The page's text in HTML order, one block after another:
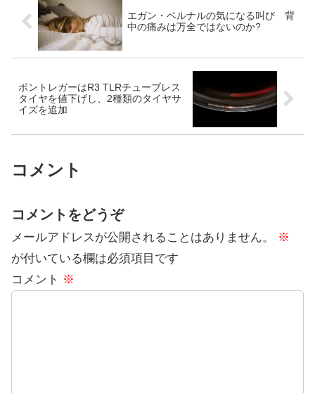
エガン・ベルナルの気になる叫び 背
中の痛みは万全ではないのか?
ボントレガーはR3 TLRチューブレス
タイヤを値下げし、2種類のタイヤサ
イズを追加
コメント
コメントをどうぞ
メールアドレスが公開されることはありません。
※
が付いている欄は必須項目です
コメント ※